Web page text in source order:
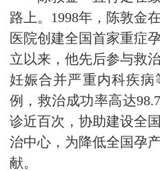
路上。1998年，陈敦金
医院创建全国首家重症
立以来，他先后参与救
妊娠合并严重内科疾病
例，救治成功率高达
诊近百次，协助建设全
治中心，为降低全国孕
献。